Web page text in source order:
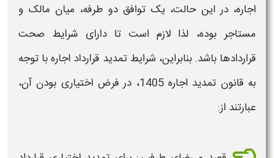
اجاره، در این حالت، یک توافق دو طرفه، میان مالک و
مستاجر بوده، لذا لازم است تا دارای شرایط صحت
قراردادها باشد. بنابراین، شرایط تمدید قرارداد اجارهبا توجه
به قانون تمدید اجاره 1405
، در فرض اختیاری بودن آن،
عبارتند از: